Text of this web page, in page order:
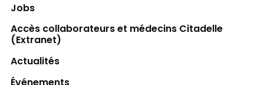
Jobs
Accès collaborateurs et médecins Citadelle
(Extranet)
Actualités